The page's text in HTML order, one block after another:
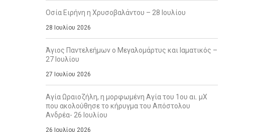
Οσία Ειρήνη η Χρυσοβαλάντου – 28 Ιουλίου
28 Ιουλίου 2026
Άγιος Παντελεήμων ο Μεγαλομάρτυς και Ιαματικός –
27 Ιουλίου
27 Ιουλίου 2026
Αγία Ωραιοζήλη, η μορφωμένη Αγία του 1ου αι. μΧ
που ακολούθησε το κήρυγμα του Απόστολου
Ανδρέα- 26 Ιουλίου
26 Ιουλίου 2026